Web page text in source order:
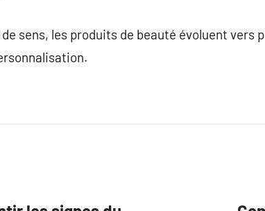
sens, les produits de beauté évoluent vers